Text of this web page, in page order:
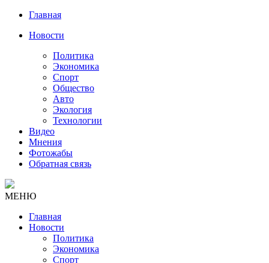
Главная
Новости
Политика
Экономика
Спорт
Общество
Авто
Экология
Технологии
Видео
Мнения
Фотожабы
Обратная связь
МЕНЮ
Главная
Новости
Политика
Экономика
Спорт